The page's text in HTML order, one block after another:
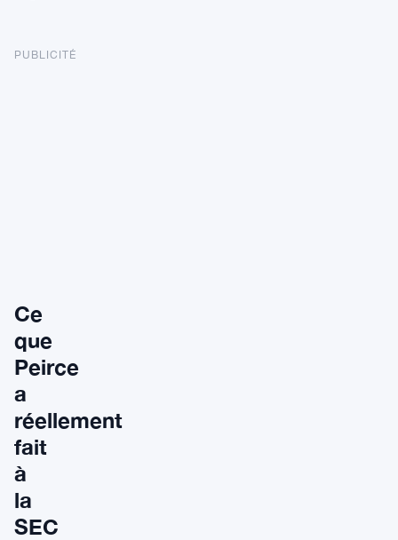
PUBLICITÉ
Ce
que
Peirce
a
réellement
fait
à
la
SEC